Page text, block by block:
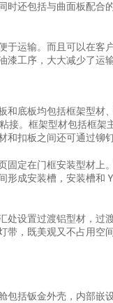
还包括与曲面板配合
运输。而且可以在客
工序，大大减少了运
底板均包括框架型材
接。框架型材包括框架
扣板之间还可通过铆钉
定在门框安装型材上
成安装槽，安装槽和
处设置过渡铝型材，过
，既美观又不占用空
括钣金外壳，内部嵌